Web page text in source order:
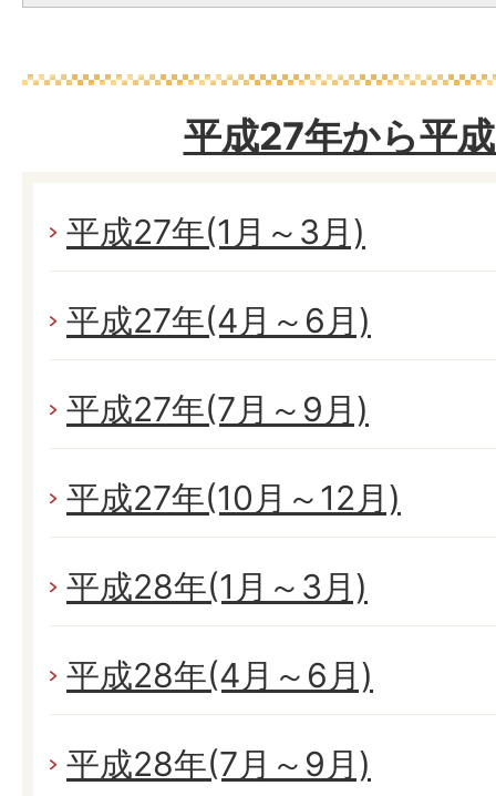
平成27年から平
平成27年(1月～3月)
平成27年(4月～6月)
平成27年(7月～9月)
平成27年(10月～12月)
平成28年(1月～3月)
平成28年(4月～6月)
平成28年(7月～9月)